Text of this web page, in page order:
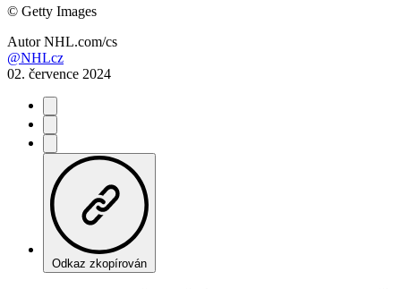
© Getty Images
Autor NHL.com/cs
@NHLcz
02. července 2024
Odkaz zkopírován